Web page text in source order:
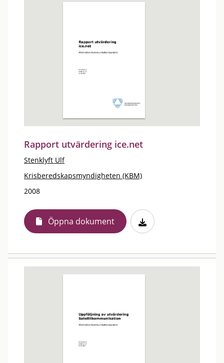
Rapport utvärdering ice.net
Stenklyft Ulf
Krisberedskapsmyndigheten (KBM)
2008
Öppna dokument